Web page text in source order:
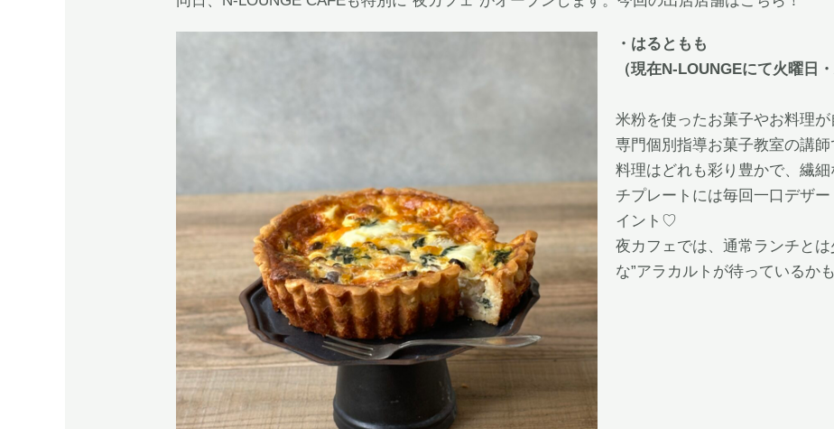
・はるともも
（現在N-LOUNGEにて火曜日
米粉を使ったお菓子やお料理
専門個別指導お菓子教室の講
料理はどれも彩り豊かで、繊
チプレートには毎回一口デザ
イント♡
夜カフェでは、通常ランチと
な”アラカルトが待っているか